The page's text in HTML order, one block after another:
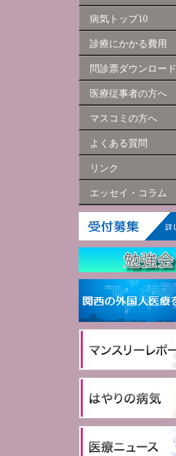
病気トップ10
診療にかかる費用
問診票ダウンロード
医療従事者の方へ
マスコミの方へ
よくある質問
リンク
エッセイ・コラム